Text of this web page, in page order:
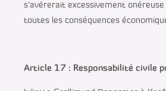
s’avérerait excessivement
toutes les conséquences
Article 17 : Responsabilité civile